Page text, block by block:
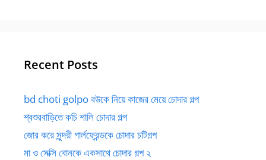
Recent Posts
bd choti golpo বউকে নিয়ে কাজের মেয়ে চোদার গল্প
শ্বশুরবাড়িতে কচি শালি চোদার গল্প
জোর করে সুন্দরী গার্লফ্রেন্ডকে চোদার চটিগল্প
মা ও সেক্সি বোনকে একসাথে চোদার গল্প ২